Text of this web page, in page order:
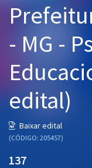
Cursos 20% OFF
Graduação
OAB
- MG -
edital)
Baixar edital
(CÓDIGO: 205457)
137